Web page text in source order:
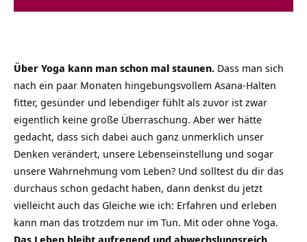
Über Yoga kann man schon mal staunen. Dass man sich
nach ein paar Monaten hingebungsvollem Asana-Halten
fitter, gesünder und lebendiger fühlt als zuvor ist zwar
eigentlich keine große Überraschung. Aber wer hätte
gedacht, dass sich dabei auch ganz unmerklich unser
Denken verändert, unsere Lebenseinstellung und sogar
unsere Wahrnehmung vom Leben? Und solltest du dir das
durchaus schon gedacht haben, dann denkst du jetzt
vielleicht auch das Gleiche wie ich: Erfahren und erleben
kann man das trotzdem nur im Tun. Mit oder ohne Yoga.